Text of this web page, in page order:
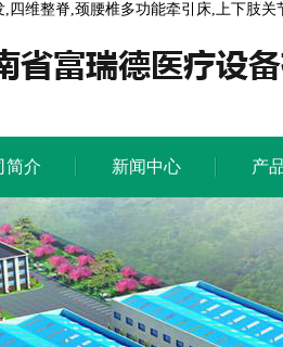
四维整脊,颈腰椎多功能牵引床,上下肢
简介
简介
新闻中心
新闻中心
产
产